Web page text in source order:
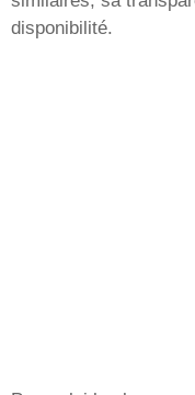
disponibilité.